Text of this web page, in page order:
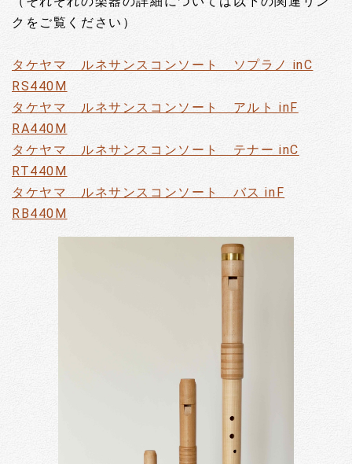
クをご覧ください）
タケヤマ ルネサンスコンソート ソプラノ inC
RS440M
タケヤマ ルネサンスコンソート アルト inF
RA440M
タケヤマ ルネサンスコンソート テナー inC
RT440M
タケヤマ ルネサンスコンソート バス inF
RB440M